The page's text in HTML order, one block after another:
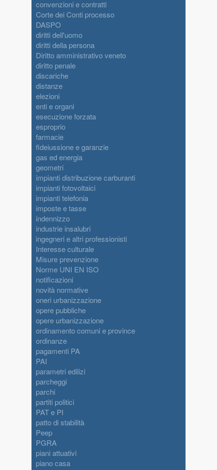
convenzioni e contratti
Corte dei Conti processo
DASPO
diritti dell'uomo
diritti della persona
Diritto amministrativo veneto
diritto penale
discariche
distanze
elezioni
enti e organi
esecuzione forzata
esproprio
farmacie
fideiussione e garanzie
gas ed energia
geometri
impianti distribuzione carburanti
impianti fotovoltaici
impianti telefonia
imposte e tasse
indennizzo
industrie insalubri
ingegneri e altri professionisti
Interesse culturale
Misure prevenzione
Norme UNI EN ISO
notificazioni
novità normative
oneri urbanizzazione
opere pubbliche
opere urbanizzazione
ordinamento comuni e province
ordinanze
pagamenti PA
PAI
parametri edilizi
parcheggi
parchi
partiti politici
PAT e PI
patto di stabilità
Peep
PGRA
piani attuativi
piano casa